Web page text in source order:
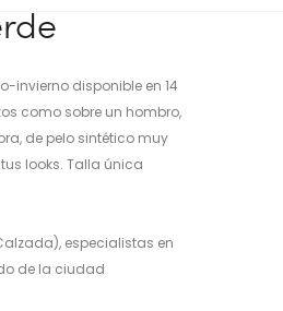
invierno disponible en 14
como sobre un hombro,
de pelo sintético muy
looks. Talla única
especialistas en
de la ciudad